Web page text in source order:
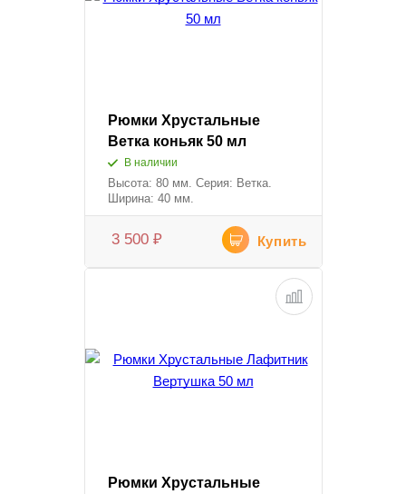
Рюмки Хрустальные
Ветка коньяк 50 мл
В наличии
Высота: 80 мм. Серия: Ветка.
Ширина: 40 мм.
3 500 ₽ Купить
Рюмки Хрустальные